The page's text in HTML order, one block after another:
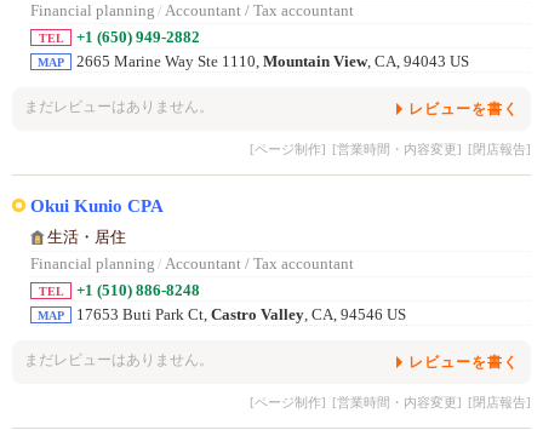
Financial planning / Accountant / Tax accountant
TEL +1 (650) 949-2882
MAP 2665 Marine Way Ste 1110, Mountain View, CA, 94043 US
まだレビューはありません。 レビューを書く
[ページ制作] [営業時間・内容変更] [閉店報告]
Okui Kunio CPA
生活・居住
Financial planning / Accountant / Tax accountant
TEL +1 (510) 886-8248
MAP 17653 Buti Park Ct, Castro Valley , CA, 94546 US
まだレビューはありません。 レビューを書く
[ページ制作] [営業時間・内容変更] [閉店報告]